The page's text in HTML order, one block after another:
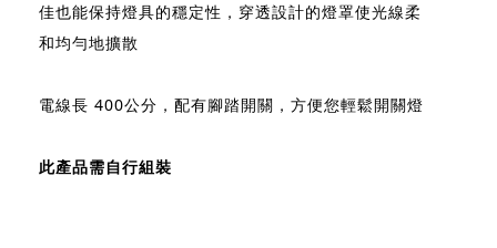
佳也能保持燈具的穩定性，穿透設計的燈罩使光線柔
和均勻地擴散
電線長 400公分，配有腳踏開關​​，方便您輕鬆開關燈
此產品需自行組裝